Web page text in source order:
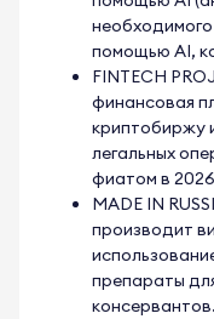
помощью AI,
FINTECH
финансовая
криптобиржу
легальных
фиатом в
MADE IN
производит
препараты